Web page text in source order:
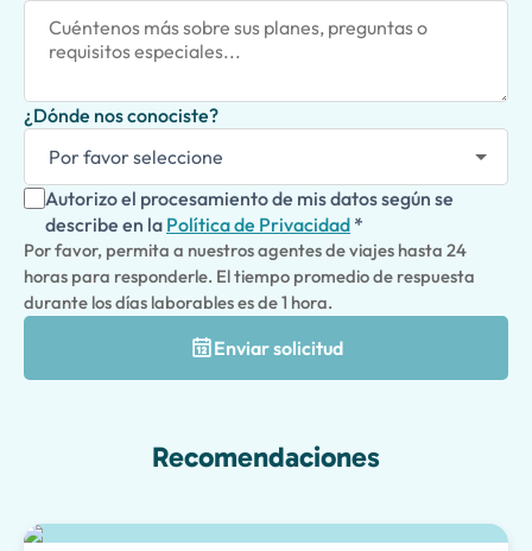
¿Dónde nos conociste?
Autorizo el procesamiento de mis datos según se
describe en la Política de Privacidad *
Por favor, permita a nuestros agentes de viajes hasta 24
horas para responderle. El tiempo promedio de respuesta
durante los días laborables es de 1 hora.
Enviar solicitud
Recomendaciones